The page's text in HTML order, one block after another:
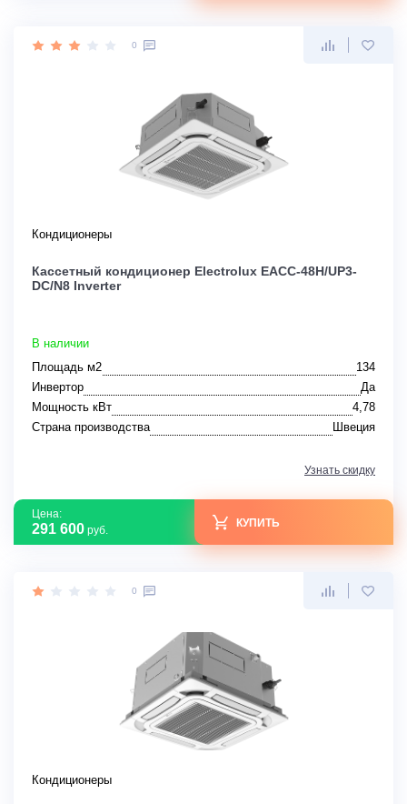
0
Кондиционеры
Кассетный кондиционер Electrolux EACC-48H/UP3-
DC/N8 Inverter
В наличии
Площадь м2
134
Инвертор
Да
Мощность кВт
4,78
Страна производства
Швеция
Узнать скидку
Цена:
291 600 руб.
КУПИТЬ
0
Кондиционеры